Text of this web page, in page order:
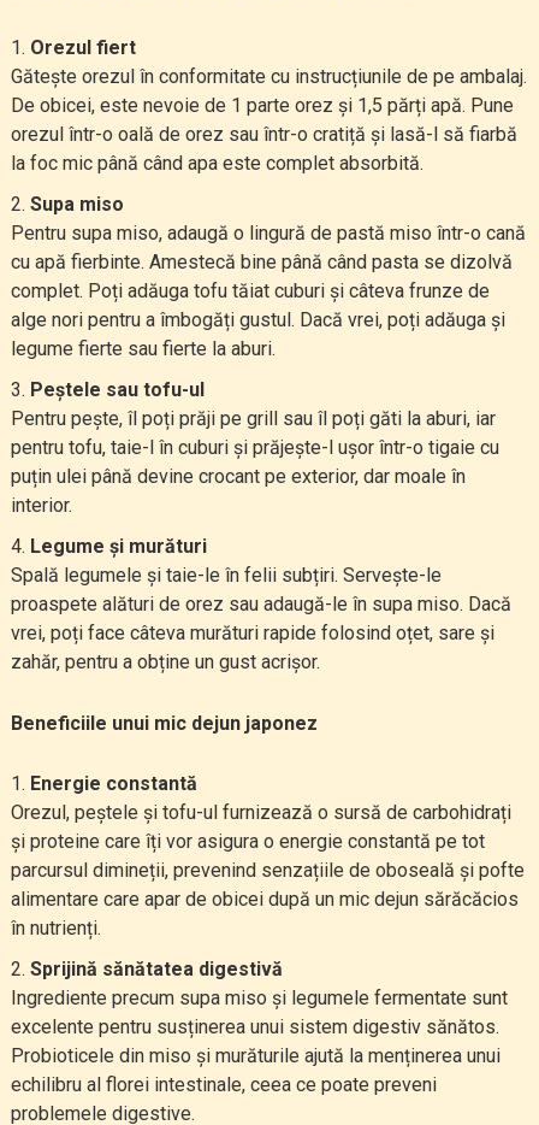
Orezul fiert
Gătește orezul în conformitate cu instrucțiunile de pe ambalaj.
De obicei, este nevoie de 1 parte orez și 1,5 părți apă. Pune
orezul într-o oală de orez sau într-o cratiță și lasă-l să fiarbă
la foc mic până când apa este complet absorbită.
Supa miso
Pentru supa miso, adaugă o lingură de pastă miso într-o cană
cu apă fierbinte. Amestecă bine până când pasta se dizolvă
complet. Poți adăuga tofu tăiat cuburi și câteva frunze de
alge nori pentru a îmbogăți gustul. Dacă vrei, poți adăuga și
legume fierte sau fierte la aburi.
Peștele sau tofu-ul
Pentru pește, îl poți prăji pe grill sau îl poți găti la aburi, iar
pentru tofu, taie-l în cuburi și prăjește-l ușor într-o tigaie cu
puțin ulei până devine crocant pe exterior, dar moale în
interior.
Legume și murături
Spală legumele și taie-le în felii subțiri. Servește-le
proaspete alături de orez sau adaugă-le în supa miso. Dacă
vrei, poți face câteva murături rapide folosind oțet, sare și
zahăr, pentru a obține un gust acrișor.
Beneficiile unui mic dejun japonez
Energie constantă
Orezul, peștele și tofu-ul furnizează o sursă de carbohidrați
și proteine care îți vor asigura o energie constantă pe tot
parcursul dimineții, prevenind senzațiile de oboseală și pofte
alimentare care apar de obicei după un mic dejun sărăcăcios
în nutrienți.
Sprijină sănătatea digestivă
Ingrediente precum supa miso și legumele fermentate sunt
excelente pentru susținerea unui sistem digestiv sănătos.
Probioticele din miso și murăturile ajută la menținerea unui
echilibru al florei intestinale, ceea ce poate preveni
problemele digestive.